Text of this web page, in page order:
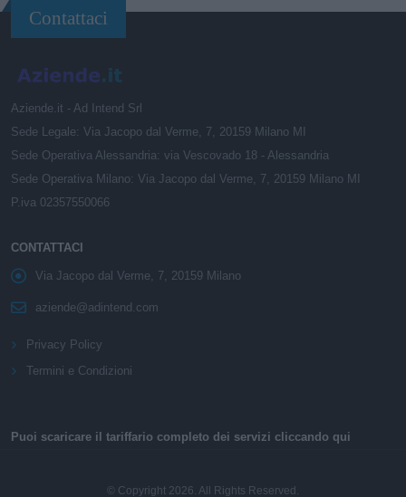
Contattaci
Aziende.it - Ad Intend Srl
Sede Legale: Via Jacopo dal Verme, 7, 20159 Milano MI
Sede Operativa Alessandria: via Vescovado 18 - Alessandria
Sede Operativa Milano: Via Jacopo dal Verme, 7, 20159 Milano MI
P.iva 02357550066
CONTATTACI
Via Jacopo dal Verme, 7, 20159 Milano
aziende@adintend.com
Privacy Policy
Termini e Condizioni
Puoi scaricare il tariffario completo dei servizi cliccando qui
© Copyright 2026. All Rights Reserved.